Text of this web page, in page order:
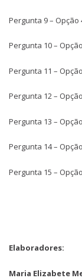
Pergunta 9 – Opção
Pergunta 10 –
Pergunta 11 –
Pergunta 12 –
Pergunta 13 –
Pergunta 14 –
Pergunta 15 –
Elaboradores:
Maria Elizabete